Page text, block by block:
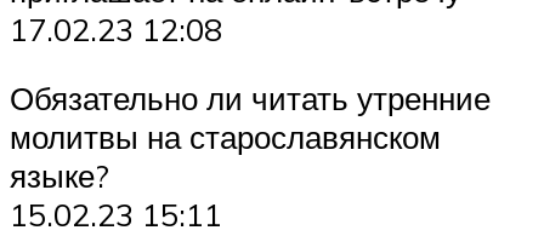
17.02.23 12:08
Обязательно ли читать утренние
молитвы на старославянском
языке?
15.02.23 15:11